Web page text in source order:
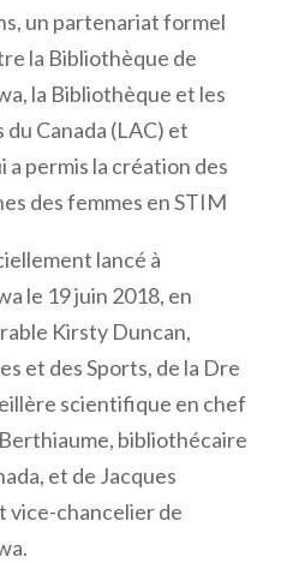
un partenariat formel
la Bibliothèque de
la Bibliothèque et les
Canada (LAC) et
a permis la création des
des femmes en STIM
lancé à
le 19 juin 2018, en
Kirsty Duncan,
et des Sports, de la Dre
scientifique en chef
bibliothécaire
et de Jacques
vice-chancelier de